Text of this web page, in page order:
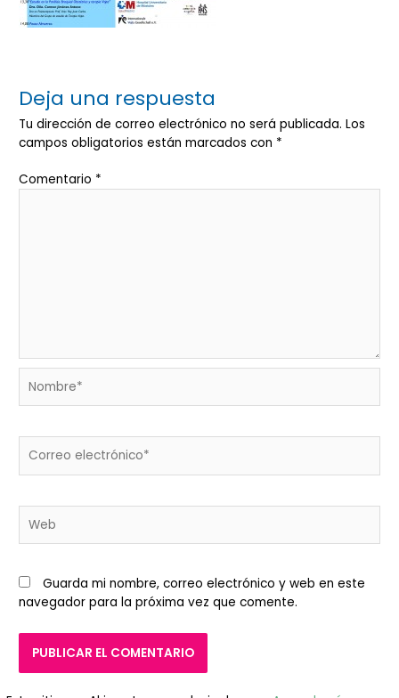
Deja una respuesta
Tu dirección de correo electrónico no será publicada. Los
campos obligatorios están marcados con *
Comentario *
electrónico*
Guarda mi nombre, correo electrónico y web en este
navegador para la próxima vez que comente.